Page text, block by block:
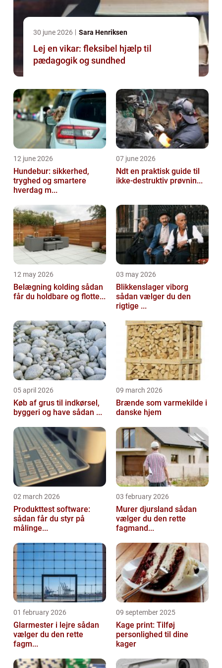
30 june 2026 Sara Henriksen
Lej en vikar: fleksibel hjælp til
pædagogik og sundhed
12 june 2026
Hundebur: sikkerhed,
tryghed og smartere
hverdag m...
07 june 2026
Ndt en praktisk guide til
ikke-destruktiv prøvnin...
12 may 2026
Belægning kolding sådan
får du holdbare og flotte...
03 may 2026
Blikkenslager viborg
sådan vælger du den
rigtige ...
05 april 2026
Køb af grus til indkørsel,
byggeri og have sådan ...
09 march 2026
Brænde som varmekilde i
danske hjem
02 march 2026
Produkttest software:
sådan får du styr på
målinge...
03 february 2026
Murer djursland sådan
vælger du den rette
fagmand...
01 february 2026
Glarmester i lejre sådan
vælger du den rette
fagm...
09 september 2025
Kage print: Tilføj
personlighed til dine
kager